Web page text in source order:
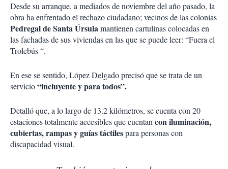
Desde su arranque, a mediados de noviembre del año pasado, la
obra ha enfrentado el rechazo ciudadano; vecinos de las colonias
Pedregal de Santa Úrsulamantienen cartulinas colocadas en
las fachadas de sus viviendas en las que se puede leer: “Fuera el
Trolebús “.
En ese se sentido, López Delgado precisó que se trata de un
servicio“incluyente y para todos”.
Detalló que, a lo largo de 13.2 kilómetros, se cuenta con 20
estaciones totalmente accesibles que cuentancon iluminación,
cubiertas, rampas y guías táctilespara personas con
discapacidad visual.